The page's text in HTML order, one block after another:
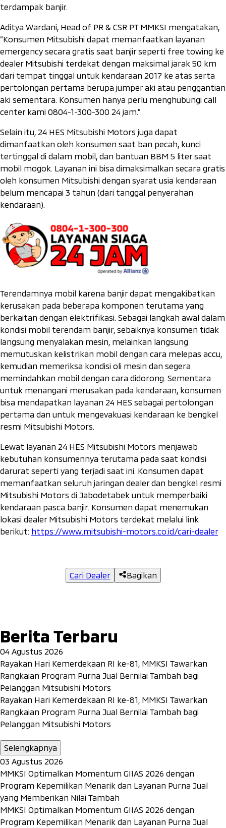
terdampak banjir.
Aditya Wardani, Head of PR & CSR PT MMKSI mengatakan,
“Konsumen Mitsubishi dapat memanfaatkan layanan
emergency secara gratis saat banjir seperti free towing ke
dealer Mitsubishi terdekat dengan maksimal jarak 50 km
dari tempat tinggal untuk kendaraan 2017 ke atas serta
pertolongan pertama berupa jumper aki atau penggantian
aki sementara. Konsumen hanya perlu menghubungi call
center kami 0804-1-300-300 24 jam.”
Selain itu, 24 HES Mitsubishi Motors juga dapat
dimanfaatkan oleh konsumen saat ban pecah, kunci
tertinggal di dalam mobil, dan bantuan BBM 5 liter saat
mobil mogok. Layanan ini bisa dimaksimalkan secara gratis
oleh konsumen Mitsubishi dengan syarat usia kendaraan
belum mencapai 3 tahun (dari tanggal penyerahan
kendaraan).
Terendamnya mobil karena banjir dapat mengakibatkan
kerusakan pada beberapa komponen terutama yang
berkaitan dengan elektrifikasi. Sebagai langkah awal dalam
kondisi mobil terendam banjir, sebaiknya konsumen tidak
langsung menyalakan mesin, melainkan langsung
memutuskan kelistrikan mobil dengan cara melepas accu
kemudian memeriksa kondisi oli mesin dan segera
memindahkan mobil dengan cara didorong. Sementara
untuk menangani merusakan pada kendaraan, konsumen
bisa mendapatkan layanan 24 HES sebagai pertolongan
pertama dan untuk mengevakuasi kendaraan ke bengkel
resmi Mitsubishi Motors.
Lewat layanan 24 HES Mitsubishi Motors menjawab
kebutuhan konsumennya terutama pada saat kondisi
darurat seperti yang terjadi saat ini. Konsumen dapat
memanfaatkan seluruh jaringan dealer dan bengkel resmi
Mitsubishi Motors di Jabodetabek untuk memperbaiki
kendaraan pasca banjir. Konsumen dapat menemukan
lokasi dealer Mitsubishi Motors terdekat melalui link
berikut: https://www.mitsubishi-motors.co.id/cari-dealer
Cari Dealer Bagikan
Berita Terbaru
04 Agustus 2026
Rayakan Hari Kemerdekaan RI ke-81, MMKSI Tawarkan
Rangkaian Program Purna Jual Bernilai Tambah bagi
Pelanggan Mitsubishi Motors
Rayakan Hari Kemerdekaan RI ke-81, MMKSI Tawarkan
Rangkaian Program Purna Jual Bernilai Tambah bagi
Pelanggan Mitsubishi Motors
Selengkapnya
03 Agustus 2026
MMKSI Optimalkan Momentum GIIAS 2026 dengan
Program Kepemilikan Menarik dan Layanan Purna Jual
yang Memberikan Nilai Tambah
MMKSI Optimalkan Momentum GIIAS 2026 dengan
Program Kepemilikan Menarik dan Layanan Purna Jual